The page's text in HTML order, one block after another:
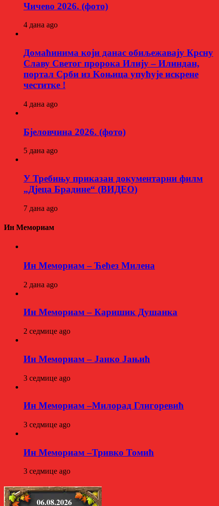
Чичево 2026. (фото)
4 дана ago
Домаћинима који данас обиљежавају Крсну
Славу Светог пророка Илију – Илиндан,
портал Срби из Kоњица упућује искрене
честитке !
4 дана ago
Бјеловчина 2026. (фото)
5 дана ago
У Требињу приказан документарни филм
„Дјеца Брадине“ (ВИДЕО)
7 дана ago
Ин Мемориам
Ин Мемориам – Ћећез Милена
2 дана ago
Ин Мемориам – Каришик Душанка
2 седмице ago
Ин Мемориам – Јанко Јањић
3 седмице ago
Ин Мемориам –Милорад Глигоревић
3 седмице ago
Ин Мемориам –Тривко Томић
3 седмице ago